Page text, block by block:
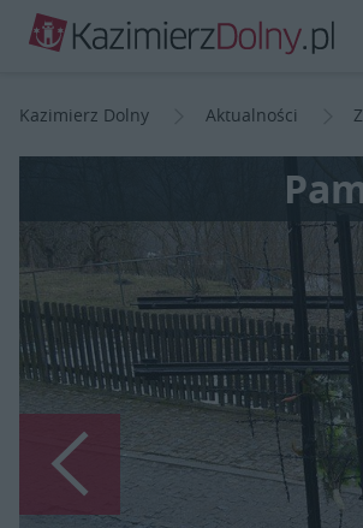
Kazimierz Dolny Aktualności